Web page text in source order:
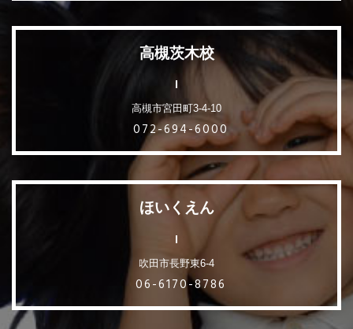
高槻茨木校
高槻市宮田町3-4-10
072-694-6000
ほいくえん
吹田市長野東6-4
06-6170-8786